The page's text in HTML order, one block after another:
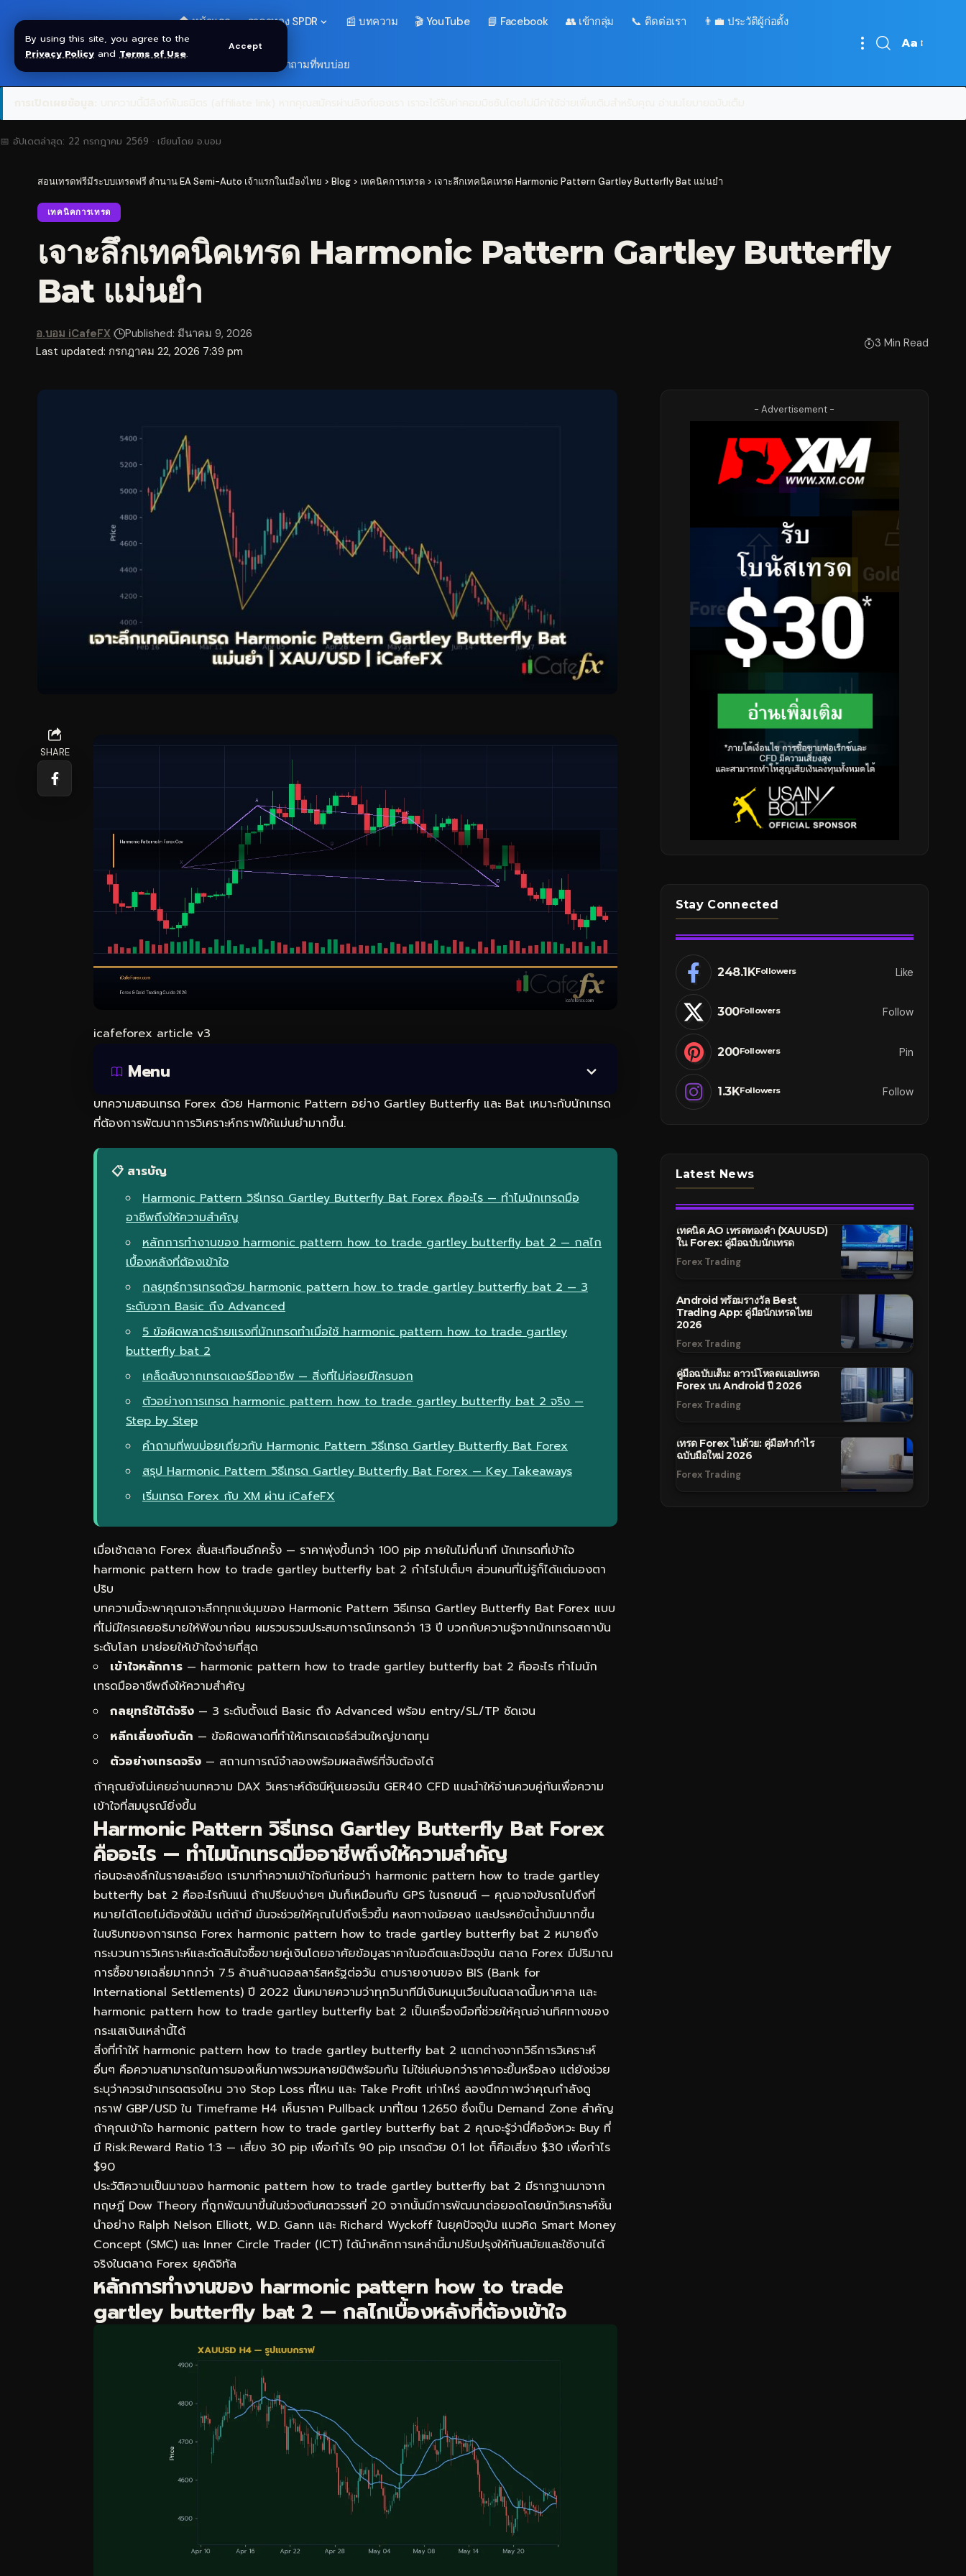
By using this site, you agree to the
Privacy Policy and Terms of Use.
Accept
🏠 หน้าแรก ราคาทอง SPDR 📰 บทความ 🎬 YouTube 📘 Facebook 👥 เข้ากลุ่ม 📞 ติดต่อเรา 👨‍💼 ประวัติผู้ก่อตั้ง
❓ คำถามที่พบบ่อย
Font
Aa
📅 อัปเดตล่าสุด: 22 กรกฎาคม 2569 · เขียนโดย อ.บอม
สอนเทรดฟรีมีระบบเทรดฟรี ตำนาน EA Semi-Auto เจ้าแรกในเมืองไทย > Blog > เทคนิคการเทรด > เจาะลึกเทคนิคเทรด Harmonic Pattern Gartley Butterfly Bat แม่นยำ
เทคนิคการเทรด
เจาะลึกเทคนิคเทรด Harmonic Pattern Gartley Butterfly
Bat แม่นยำ
Last updated: กรกฎาคม 22, 2026 7:39 pm
อ.บอม iCafeFX Published: มีนาคม 9, 2026
3 Min Read
SHARE
icafeforex article v3
Menu
บทความสอนเทรด Forex ด้วย Harmonic Pattern อย่าง Gartley Butterfly และ Bat เหมาะกับนักเทรด
ที่ต้องการพัฒนาการวิเคราะห์กราฟให้แม่นยำมากขึ้น.
📋 สารบัญ
Harmonic Pattern วิธีเทรด Gartley Butterfly Bat Forex คืออะไร — ทำไมนักเทรดมือ
อาชีพถึงให้ความสำคัญ
หลักการทำงานของ harmonic pattern how to trade gartley butterfly bat 2 — กลไก
เบื้องหลังที่ต้องเข้าใจ
กลยุทธ์การเทรดด้วย harmonic pattern how to trade gartley butterfly bat 2 — 3
ระดับจาก Basic ถึง Advanced
5 ข้อผิดพลาดร้ายแรงที่นักเทรดทำเมื่อใช้ harmonic pattern how to trade gartley
butterfly bat 2
เคล็ดลับจากเทรดเดอร์มืออาชีพ — สิ่งที่ไม่ค่อยมีใครบอก
ตัวอย่างการเทรด harmonic pattern how to trade gartley butterfly bat 2 จริง —
Step by Step
คำถามที่พบบ่อยเกี่ยวกับ Harmonic Pattern วิธีเทรด Gartley Butterfly Bat Forex
สรุป Harmonic Pattern วิธีเทรด Gartley Butterfly Bat Forex — Key Takeaways
เริ่มเทรด Forex กับ XM ผ่าน iCafeFX
เมื่อเช้าตลาด Forex สั่นสะเทือนอีกครั้ง — ราคาพุ่งขึ้นกว่า 100 pip ภายในไม่กี่นาที นักเทรดที่เข้าใจ
harmonic pattern how to trade gartley butterfly bat 2 กำไรไปเต็มๆ ส่วนคนที่ไม่รู้ก็ได้แต่มองตา
ปริบ
บทความนี้จะพาคุณเจาะลึกทุกแง่มุมของ Harmonic Pattern วิธีเทรด Gartley Butterfly Bat Forex แบบ
ที่ไม่มีใครเคยอธิบายให้ฟังมาก่อน ผมรวบรวมประสบการณ์เทรดกว่า 13 ปี บวกกับความรู้จากนักเทรดสถาบัน
ระดับโลก มาย่อยให้เข้าใจง่ายที่สุด
เข้าใจหลักการ — harmonic pattern how to trade gartley butterfly bat 2 คืออะไร ทำไมนัก
เทรดมืออาชีพถึงให้ความสำคัญ
กลยุทธ์ใช้ได้จริง — 3 ระดับตั้งแต่ Basic ถึง Advanced พร้อม entry/SL/TP ชัดเจน
หลีกเลี่ยงกับดัก — ข้อผิดพลาดที่ทำให้เทรดเดอร์ส่วนใหญ่ขาดทุน
ตัวอย่างเทรดจริง — สถานการณ์จำลองพร้อมผลลัพธ์ที่จับต้องได้
ถ้าคุณยังไม่เคยอ่านบทความ DAX วิเคราะห์ดัชนีหุ้นเยอรมัน GER40 CFD แนะนำให้อ่านควบคู่กันเพื่อความ
เข้าใจที่สมบูรณ์ยิ่งขึ้น
Harmonic Pattern วิธีเทรด Gartley Butterfly Bat Forex
คืออะไร — ทำไมนักเทรดมืออาชีพถึงให้ความสำคัญ
ก่อนจะลงลึกในรายละเอียด เรามาทำความเข้าใจกันก่อนว่า harmonic pattern how to trade gartley
butterfly bat 2 คืออะไรกันแน่ ถ้าเปรียบง่ายๆ มันก็เหมือนกับ GPS ในรถยนต์ — คุณอาจขับรถไปถึงที่
หมายได้โดยไม่ต้องใช้มัน แต่ถ้ามี มันจะช่วยให้คุณไปถึงเร็วขึ้น หลงทางน้อยลง และประหยัดน้ำมันมากขึ้น
ในบริบทของการเทรด Forex harmonic pattern how to trade gartley butterfly bat 2 หมายถึง
กระบวนการวิเคราะห์และตัดสินใจซื้อขายคู่เงินโดยอาศัยข้อมูลราคาในอดีตและปัจจุบัน ตลาด Forex มีปริมาณ
การซื้อขายเฉลี่ยมากกว่า 7.5 ล้านล้านดอลลาร์สหรัฐต่อวัน ตามรายงานของ BIS (Bank for
International Settlements) ปี 2022 นั่นหมายความว่าทุกวินาทีมีเงินหมุนเวียนในตลาดนี้มหาศาล และ
harmonic pattern how to trade gartley butterfly bat 2 เป็นเครื่องมือที่ช่วยให้คุณอ่านทิศทางของ
กระแสเงินเหล่านี้ได้
สิ่งที่ทำให้ harmonic pattern how to trade gartley butterfly bat 2 แตกต่างจากวิธีการวิเคราะห์
อื่นๆ คือความสามารถในการมองเห็นภาพรวมหลายมิติพร้อมกัน ไม่ใช่แค่บอกว่าราคาจะขึ้นหรือลง แต่ยังช่วย
ระบุว่าควรเข้าเทรดตรงไหน วาง Stop Loss ที่ไหน และ Take Profit เท่าไหร่ ลองนึกภาพว่าคุณกำลังดู
กราฟ GBP/USD ใน Timeframe H4 เห็นราคา Pullback มาที่โซน 1.2650 ซึ่งเป็น Demand Zone สำคัญ
ถ้าคุณเข้าใจ harmonic pattern how to trade gartley butterfly bat 2 คุณจะรู้ว่านี่คือจังหวะ Buy ที่
มี Risk:Reward Ratio 1:3 — เสี่ยง 30 pip เพื่อกำไร 90 pip เทรดด้วย 0.1 lot ก็คือเสี่ยง $30 เพื่อกำไร
$90
ประวัติความเป็นมาของ harmonic pattern how to trade gartley butterfly bat 2 มีรากฐานมาจาก
ทฤษฎี Dow Theory ที่ถูกพัฒนาขึ้นในช่วงต้นศตวรรษที่ 20 จากนั้นมีการพัฒนาต่อยอดโดยนักวิเคราะห์ชั้น
นำอย่าง Ralph Nelson Elliott, W.D. Gann และ Richard Wyckoff ในยุคปัจจุบัน แนวคิด Smart Money
Concept (SMC) และ Inner Circle Trader (ICT) ได้นำหลักการเหล่านี้มาปรับปรุงให้ทันสมัยและใช้งานได้
จริงในตลาด Forex ยุคดิจิทัล
หลักการทำงานของ harmonic pattern how to trade
gartley butterfly bat 2 — กลไกเบื้องหลังที่ต้องเข้าใจ
- Advertisement -
Stay Connected
248.1KFollowers Like
300Followers Follow
200Followers Pin
1.3KFollowers Follow
Latest News
เทคนิค AO เทรดทองคำ (XAUUSD)
ใน Forex: คู่มือฉบับนักเทรด
Forex Trading
Android พร้อมรางวัล Best
Trading App: คู่มือนักเทรดไทย
2026
Forex Trading
คู่มือฉบับเต็ม: ดาวน์โหลดแอปเทรด
Forex บน Android ปี 2026
Forex Trading
เทรด Forex ไปด้วย: คู่มือทำกำไร
ฉบับมือใหม่ 2026
Forex Trading